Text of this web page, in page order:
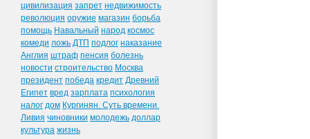
цивилизация запрет недвижимость
революция оружие магазин борьба
помощь Навальный народ космос
комеди ложь ДТП подлог наказание
Англия штраф пенсия болезнь
новости строительство Москва
президент победа кредит Древний
Египет вред зарплата психология
налог дом Кургинян. Суть времени.
Ливия чиновники молодежь доллар
культура жизнь